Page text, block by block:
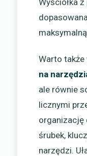
Warto
na
ale równie
licznymi
organizację
śrubek,
narzędzi.